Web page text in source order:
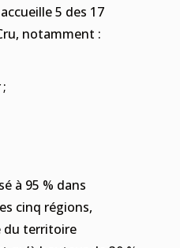
5 des 17
notamment :
à 95 % dans
cinq régions,
du territoire